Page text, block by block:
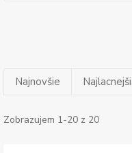
Najnovšie
Zobrazujem 1-20 z 20